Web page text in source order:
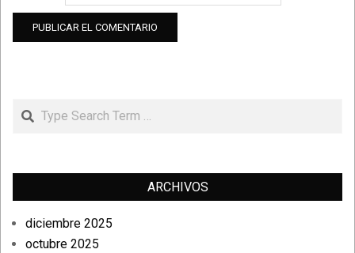
Search
ARCHIVOS
diciembre 2025
octubre 2025